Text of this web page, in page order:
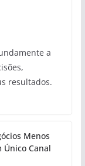
a
resultados.
Menos
Único Canal